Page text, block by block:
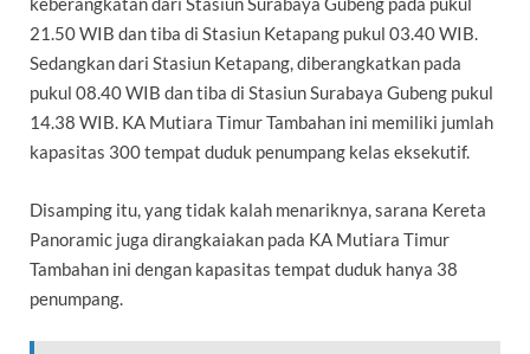
21.50 WIB dan tiba di Stasiun Ketapang pukul 03.40 WIB.
Sedangkan dari Stasiun Ketapang, diberangkatkan pada
pukul 08.40 WIB dan tiba di Stasiun Surabaya Gubeng pukul
14.38 WIB. KA Mutiara Timur Tambahan ini memiliki jumlah
kapasitas 300 tempat duduk penumpang kelas eksekutif.
Disamping itu, yang tidak kalah menariknya, sarana Kereta
Panoramic juga dirangkaiakan pada KA Mutiara Timur
Tambahan ini dengan kapasitas tempat duduk hanya 38
penumpang.